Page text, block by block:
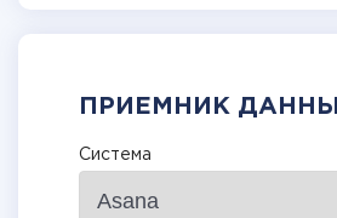
ПРИЕМНИК
Система